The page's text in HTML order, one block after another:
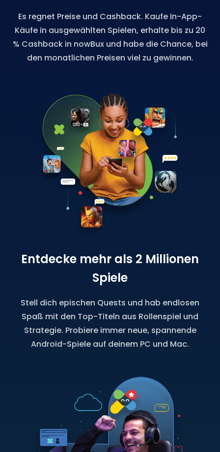
Es regnet Preise und Cashback. Kaufe In-App-
Käufe in ausgewählten Spielen, erhalte bis zu 20
% Cashback in nowBux und habe die Chance, bei
den monatlichen Preisen viel zu gewinnen.
Entdecke mehr als 2 Millionen
Spiele
Stell dich epischen Quests und hab endlosen
Spaß mit den Top-Titeln aus Rollenspiel und
Strategie. Probiere immer neue, spannende
Android-Spiele auf deinem PC und Mac.